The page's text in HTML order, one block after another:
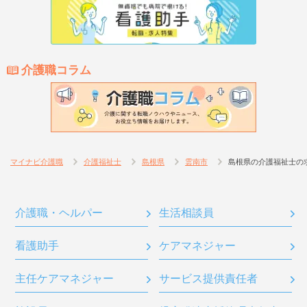
介護職コラム
マイナビ介護職 介護福祉士 島根県 雲南市 島根県の介護福祉士の
介護職・ヘルパー 生活相談員
看護助手 ケアマネジャー
主任ケアマネジャー サービス提供責任者